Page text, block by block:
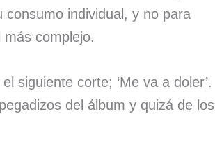
consumo individual, y no para
complejo.
siguiente corte; ‘Me va a doler’.
del álbum y quizá de los